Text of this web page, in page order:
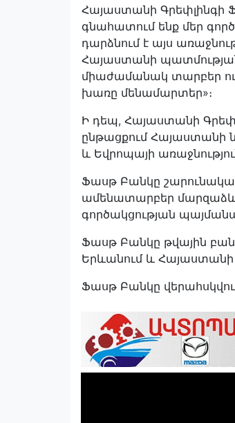
Հայաստանի Գրեփլինգի
գնահատում ենք մեր
դարձնում է այս
Հայաստանի պատմության
միաժամանակ տարբեր
խառը մենամարտեր»։
Ի դեպ, Հայաստանի
ընթացքում Հայաստանի
և Եվրոպայի
Ֆասթ Բանկը
ամենատարբեր
գործակցության
Ֆասթ Բանկը թվային
Երևանում և Հայաստանի
Ֆասթ Բանկը